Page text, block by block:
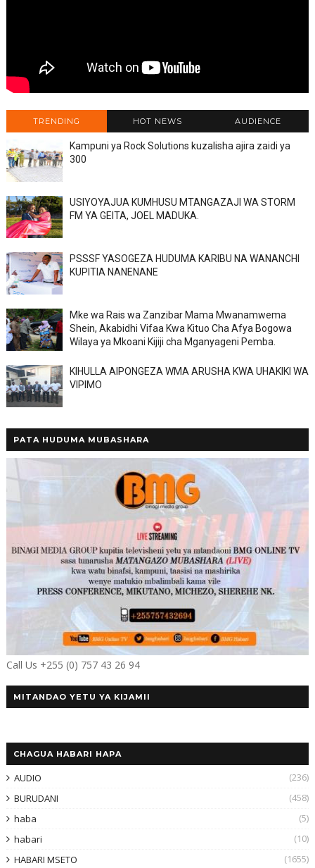
TRENDING HOT NEWS AUDIENCE
Kampuni ya Rock Solutions kuzalisha ajira zaidi ya
300
USIYOYAJUA KUMHUSU MTANGAZAJI WA STORM
FM YA GEITA, JOEL MADUKA.
PSSSF YASOGEZA HUDUMA KARIBU NA WANANCHI
KUPITIA NANENANE
Mke wa Rais wa Zanzibar Mama Mwanamwema
Shein, Akabidhi Vifaa Kwa Kituo Cha Afya Bogowa
Wilaya ya Mkoani Kijiji cha Mganyageni Pemba.
KIHULLA AIPONGEZA WMA ARUSHA KWA UHAKIKI WA
VIPIMO
PATA HUDUMA MUBASHARA
Call Us +255 (0) 757 43 26 94
MITANDAO YETU YA KIJAMII
CHAGUA HABARI HAPA
AUDIO
(236)
BURUDANI
(458)
haba
(5)
habari
(10)
HABARI MSETO
(1655)